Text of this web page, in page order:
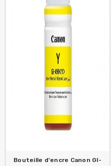
Bouteille d'encre Canon GI-